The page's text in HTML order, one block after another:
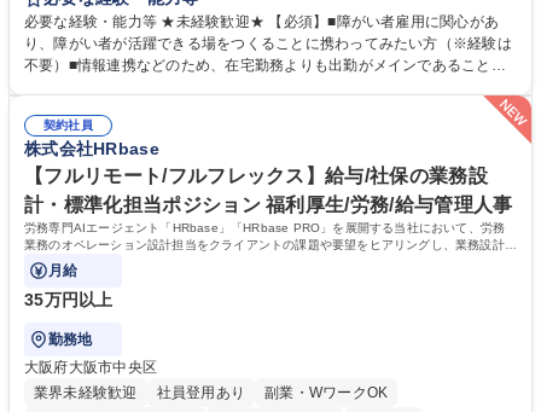
務を増やすお仕事を担っていただきます。 【詳細】■既存業務の拡大およ
び運用のサポート(オペレーション業務:申請書の作成代行等) ■新規事業・
サービスの企画立案および推進 障がい者の方にどんな仕事があると良いか
します。 ■在宅勤務の障がい者社員とのコミュニケーションを通じた適性
やスキルの把握 ■AI活用業務など、既存領域を超えた案件の開拓 ■NTTデ
ータグループの会社へ提案活動 募集職種 【業務企画】未経験OK/正社員登
用実績90%以上/月残業～5H/在宅勤務可/社会貢献
必要な経験・能力等 ★未経験歓迎★ 【必須】■障がい者雇用に関心があ
り、障がい者が活躍できる場をつくることに携わってみたい方（※経験は
不要）■情報連携などのため、在宅勤務よりも出勤がメインであることに
や活躍の場を生む、唯一無二の社会貢献性を実感できます。 【正社員登
用】正社員登用を前提としておりますので、最短で1.5年～2年で正社員へ
の雇用切り替えとなります。過去の正社員登用率は90％です。 将来的に
は当社の中核となる管理職になって頂く事を期待しています。 正社員登用
に向け全力でサポートを行いますのでご安心ください。 学歴・資格 学
歴：大学院 大学 高専 短大 専修学校 高校 語学力： 資格：
契約社員
株式会社HRbase
【フルリモート/フルフレックス】給与/社保の業務設
計・標準化担当ポジション 福利厚生/労務/給与管理人事
労務専門AIエージェント「HRbase」「HRbase PRO」を展開する当社において、労務
業務のオペレーション設計担当をクライアントの課題や要望をヒアリングし、業務設計や
システム設定へと落とし込むポジションです。
月給
35万円以上
勤務地
大阪府大阪市中央区
業界未経験歓迎
社員登用あり
副業・WワークOK